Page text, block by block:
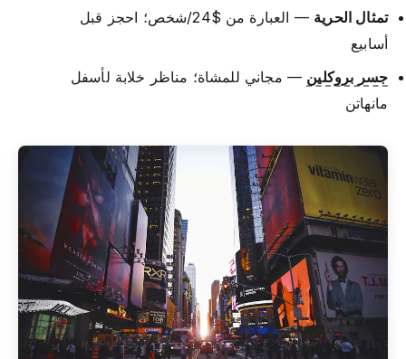
تمثال الحرية
— العبارة من $24/شخص؛ احجز قبل
أسابيع
جسر بروكلين — مجاني للمشاة؛ مناظر خلابة لأسفل
مانهاتن